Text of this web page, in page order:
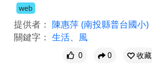
web
提供者： 陳惠萍 (南投縣普台國小)
關鍵字： 生活、 風
0 0
收藏